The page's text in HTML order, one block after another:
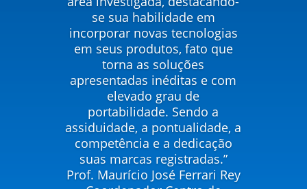
se sua habilidade em
incorporar novas tecnologias
em seus produtos, fato que
torna as soluções
apresentadas inéditas e com
elevado grau de
portabilidade. Sendo a
assiduidade, a pontualidade, a
competência e a dedicação
suas marcas registradas.”
Prof. Maurício José Ferrari Rey